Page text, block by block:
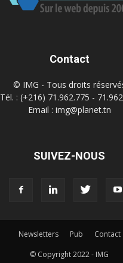
Contact
© IMG - Tous droits
Tél. : (+216) 71.962.775 -
Email : img@planet.tn
SUIVEZ-NOUS
Newsletters Pub
Contact
© Copyright 2022 - IMG